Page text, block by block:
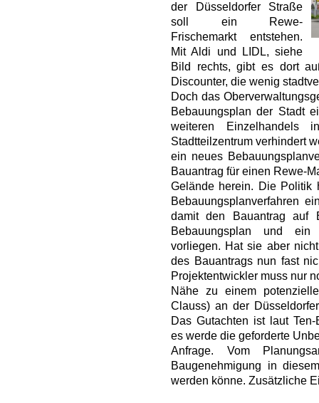
der Düsseldorfer Straße
soll ein Rewe-
Frischemarkt entstehen.
Mit Aldi und LIDL, siehe
Bild rechts, gibt es dort
Discounter, die wenig
Doch das
Bebauungsplan der Stadt
weiteren Einzelhandels
Stadtteilzentrum verhindert
ein neues
Bauantrag für einen Rewe-
Gelände herein. Die Politik
Bebauungsplanverfahren
damit den Bauantrag auf
Bebauungsplan und ein
vorliegen. Hat sie aber
des Bauantrags nun fast
Projektentwickler muss nur
Nähe zu einem
Clauss) an der
Das Gutachten ist laut Ten-
es werde die geforderte
Anfrage. Vom
Baugenehmigung in
werden könne. Zusätzliche